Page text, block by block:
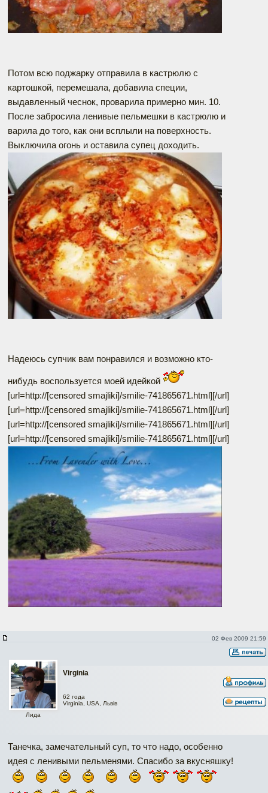
Потом всю поджарку отправила в кастрюлю с
картошкой, перемешала, добавила специи,
выдавленный чеснок, проварила примерно мин. 10.
После забросила ленивые пельмешки в кастрюлю и
варила до того, как они всплыли на поверхность.
Выключила огонь и оставила супец доходить.
Надеюсь супчик вам понравился и возможно кто-
нибудь воспользуется моей идейкой
[url=http://[censored smajliki]/smilie-741865671.html] [/url]
[url=http://[censored smajliki]/smilie-741865671.html] [/url]
[url=http://[censored smajliki]/smilie-741865671.html] [/url]
[url=http://[censored smajliki]/smilie-741865671.html] [/url]
02 Фев 2009 21:59
Virginia
Лида
62 года
Virginia, USA, Львів
Танечка, замечательный суп, то что надо, особенно
идея с ленивыми пельменями. Спасибо за вкусняшку!